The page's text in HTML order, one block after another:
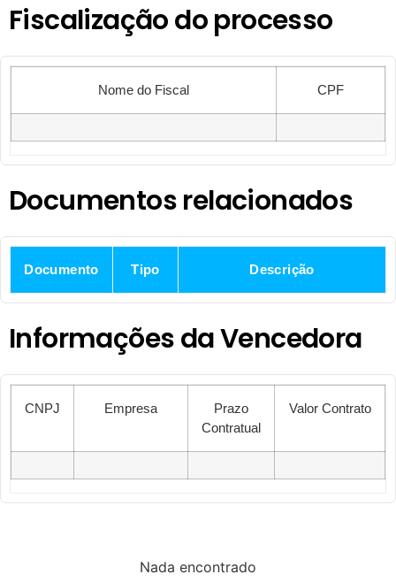
Fiscalização do processo
Nome do Fiscal CPF
Documentos relacionados
Documento Tipo Descrição
Informações da Vencedora
CNPJ Empresa
Prazo
Contratual
Valor Contrato
Nada encontrado